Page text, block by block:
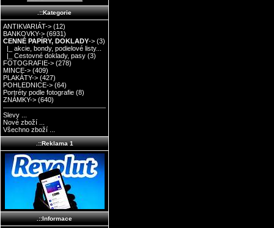
.::Kategorie
ANTIKVARIÁT-> (12)
BANKOVKY-> (6931)
CENNÉ PAPÍRY, DOKLADY-> (3)
|_ akcie, bondy, podielové listy...
|_ Cestovné doklady, pasy (3)
FOTOGRAFIE-> (278)
MINCE-> (409)
PLAKÁTY-> (427)
POHLEDNICE-> (64)
Portréty podle fotografie (8)
ZNÁMKY-> (640)
Slevy ...
Nové zboží ...
Všechno zboží ...
.::Reklama 1
.::Informace